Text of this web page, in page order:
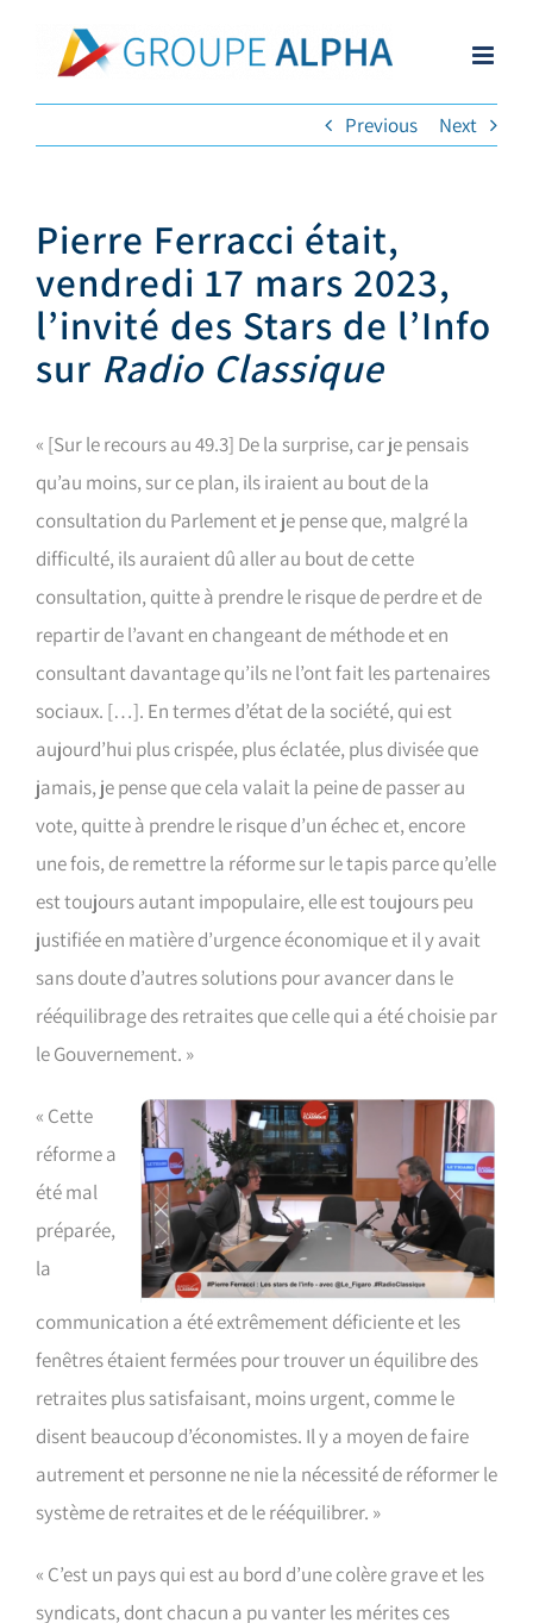
Previous
Next
Pierre Ferracci était,
vendredi 17 mars 2023,
l’invité des Stars de l’Info
sur Radio Classique
« [Sur le recours au 49.3] De la surprise, car je pensais
qu’au moins, sur ce plan, ils iraient au bout de la
consultation du Parlement et je pense que, malgré la
difficulté, ils auraient dû aller au bout de cette
consultation, quitte à prendre le risque de perdre et de
repartir de l’avant en changeant de méthode et en
consultant davantage qu’ils ne l’ont fait les partenaires
sociaux. […]. En termes d’état de la société, qui est
aujourd’hui plus crispée, plus éclatée, plus divisée que
jamais, je pense que cela valait la peine de passer au
vote, quitte à prendre le risque d’un échec et, encore
une fois, de remettre la réforme sur le tapis parce qu’elle
est toujours autant impopulaire, elle est toujours peu
justifiée en matière d’urgence économique et il y avait
sans doute d’autres solutions pour avancer dans le
rééquilibrage des retraites que celle qui a été choisie par
le Gouvernement. »
« Cette
réforme a
été mal
préparée,
la
communication a été extrêmement déficiente et les
fenêtres étaient fermées pour trouver un équilibre des
retraites plus satisfaisant, moins urgent, comme le
disent beaucoup d’économistes. Il y a moyen de faire
autrement et personne ne nie la nécessité de réformer le
système de retraites et de le rééquilibrer. »
« C’est un pays qui est au bord d’une colère grave et les
syndicats, dont chacun a pu vanter les mérites ces